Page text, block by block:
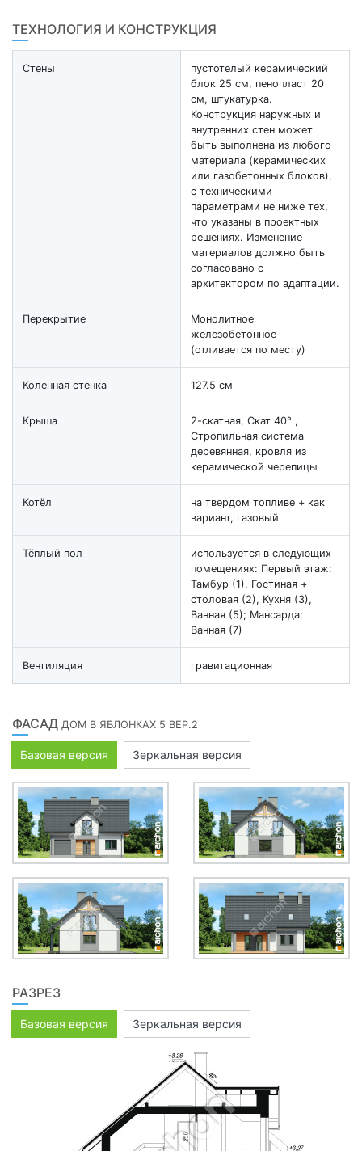
ТЕХНОЛОГИЯ И КОНСТРУКЦИЯ
Стены
пустотелый керамический
блок 25 см, пенопласт 20
см, штукатурка.
Конструкция наружных и
внутренних стен может
быть выполнена из любого
материала (керамических
или газобетонных блоков),
с техническими
параметрами не ниже тех,
что указаны в проектных
решениях. Изменение
материалов должно быть
согласовано с
архитектором по адаптации.
Перекрытие
Монолитное
железобетонное
(отливается по месту)
Коленная стенка 127.5 см
Крыша
2-скатная, Скат 40° ,
Стропильная система
деревянная, кровля из
керамической черепицы
Котёл
на твердом топливе + как
вариант, газовый
Тёплый пол
используется в следующих
помещениях: Первый этаж:
Тамбур (1), Гостиная +
столовая (2), Кухня (3),
Ванная (5); Мансарда:
Ванная (7)
Вентиляция гравитационная
ФАСАД ДОМ В ЯБЛОНКАХ 5 ВЕР.2
Базовая версия Зеркальная версия
РАЗРЕЗ
Базовая версия Зеркальная версия